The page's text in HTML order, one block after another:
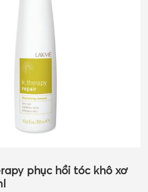
phục hồi tóc khô xơ